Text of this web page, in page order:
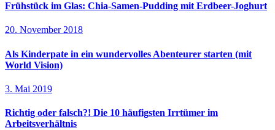
Frühstück im Glas: Chia-Samen-Pudding mit Erdbeer-Joghurt
20. November 2018
Als Kinderpate in ein wundervolles Abenteurer starten (mit
World Vision)
3. Mai 2019
Richtig oder falsch?! Die 10 häufigsten Irrtümer im
Arbeitsverhältnis